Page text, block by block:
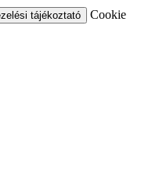
tájékoztató
Cookie